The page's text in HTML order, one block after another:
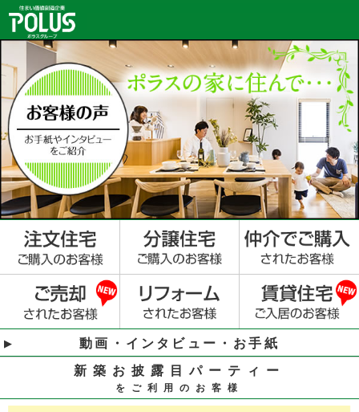
動画・インタビュー・お手紙
新築お披露目パーティー
をご利用のお客様